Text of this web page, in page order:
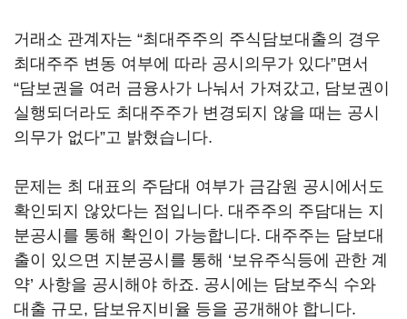
거래소 관계자는 “최대주주의 주식담보대출의 경우
최대주주 변동 여부에 따라 공시의무가 있다”면서
“담보권을 여러 금융사가 나눠서 가져갔고, 담보권이
실행되더라도 최대주주가 변경되지 않을 때는 공시
의무가 없다”고 밝혔습니다.
문제는 최 대표의 주담대 여부가 금감원 공시에서도
확인되지 않았다는 점입니다. 대주주의 주담대는 지
분공시를 통해 확인이 가능합니다. 대주주는 담보대
출이 있으면 지분공시를 통해 ‘보유주식등에 관한 계
약’ 사항을 공시해야 하죠. 공시에는 담보주식 수와
대출 규모, 담보유지비율 등을 공개해야 합니다.